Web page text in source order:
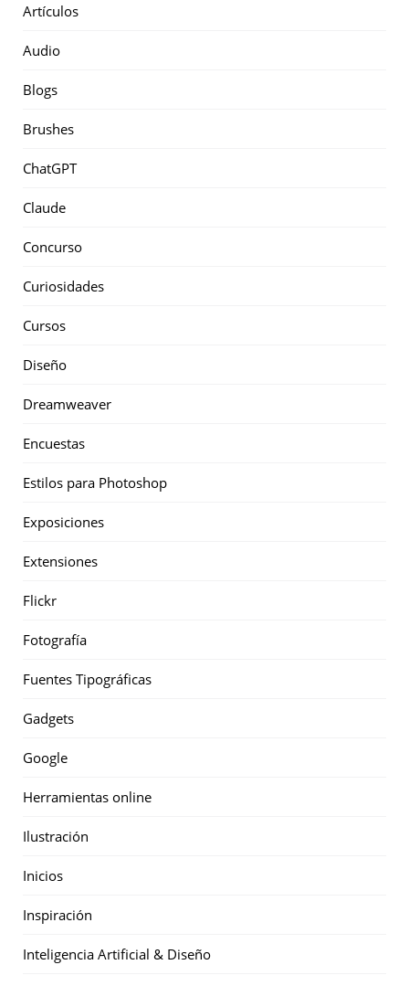
Artículos
Audio
Blogs
Brushes
ChatGPT
Claude
Concurso
Curiosidades
Cursos
Diseño
Dreamweaver
Encuestas
Estilos para Photoshop
Exposiciones
Extensiones
Flickr
Fotografía
Fuentes Tipográficas
Gadgets
Google
Herramientas online
Ilustración
Inicios
Inspiración
Inteligencia Artificial & Diseño